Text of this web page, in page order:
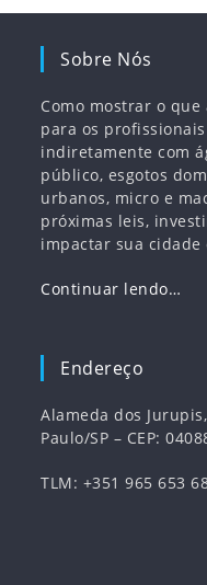
Sobre Nós
Como mostrar o
para os
indiretamente com
público, esgotos
urbanos, micro e
próximas leis,
impactar sua cidade
Continuar lendo…
Endereço
Alameda dos
Paulo/SP – CEP:
TLM: +351 965 653